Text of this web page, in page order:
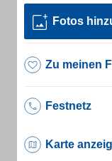
Fotos
Zu meinen
Festnetz
Karte